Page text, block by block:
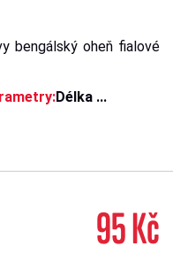
bengálský oheň fialové
Délka ...
95 Kč